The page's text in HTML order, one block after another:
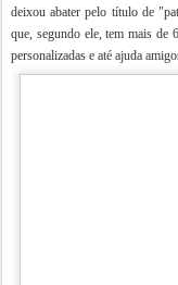
deixou abater pelo título de
que, segundo ele, tem mais de
personalizadas e até ajuda